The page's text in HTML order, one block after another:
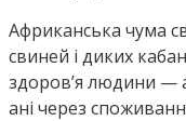
Африканська чума
свиней і диких
здоровʼя людини —
ані через